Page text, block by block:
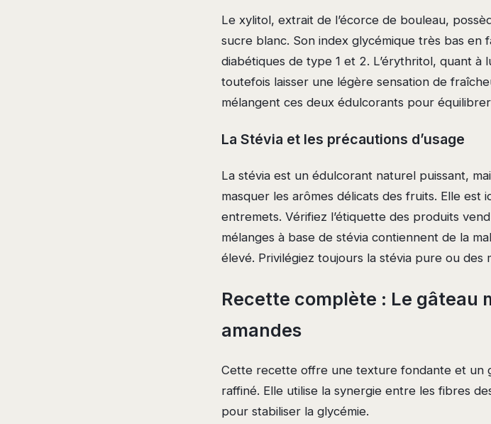
Le xylitol, extrait de l’écorce de bouleau,
sucre blanc. Son index glycémique très bas en
diabétiques de type 1 et 2. L’érythritol, quant
toutefois laisser une légère sensation de
mélangent ces deux édulcorants pour
La Stévia et les précautions d’usage
La stévia est un édulcorant naturel puissant,
masquer les arômes délicats des fruits. Elle
entremets. Vérifiez l’étiquette des produits
mélanges à base de stévia contiennent de la
élevé. Privilégiez toujours la stévia pure ou des
Recette complète : Le gâteau
amandes
Cette recette offre une texture fondante et un
raffiné. Elle utilise la synergie entre les fibres
pour stabiliser la glycémie.